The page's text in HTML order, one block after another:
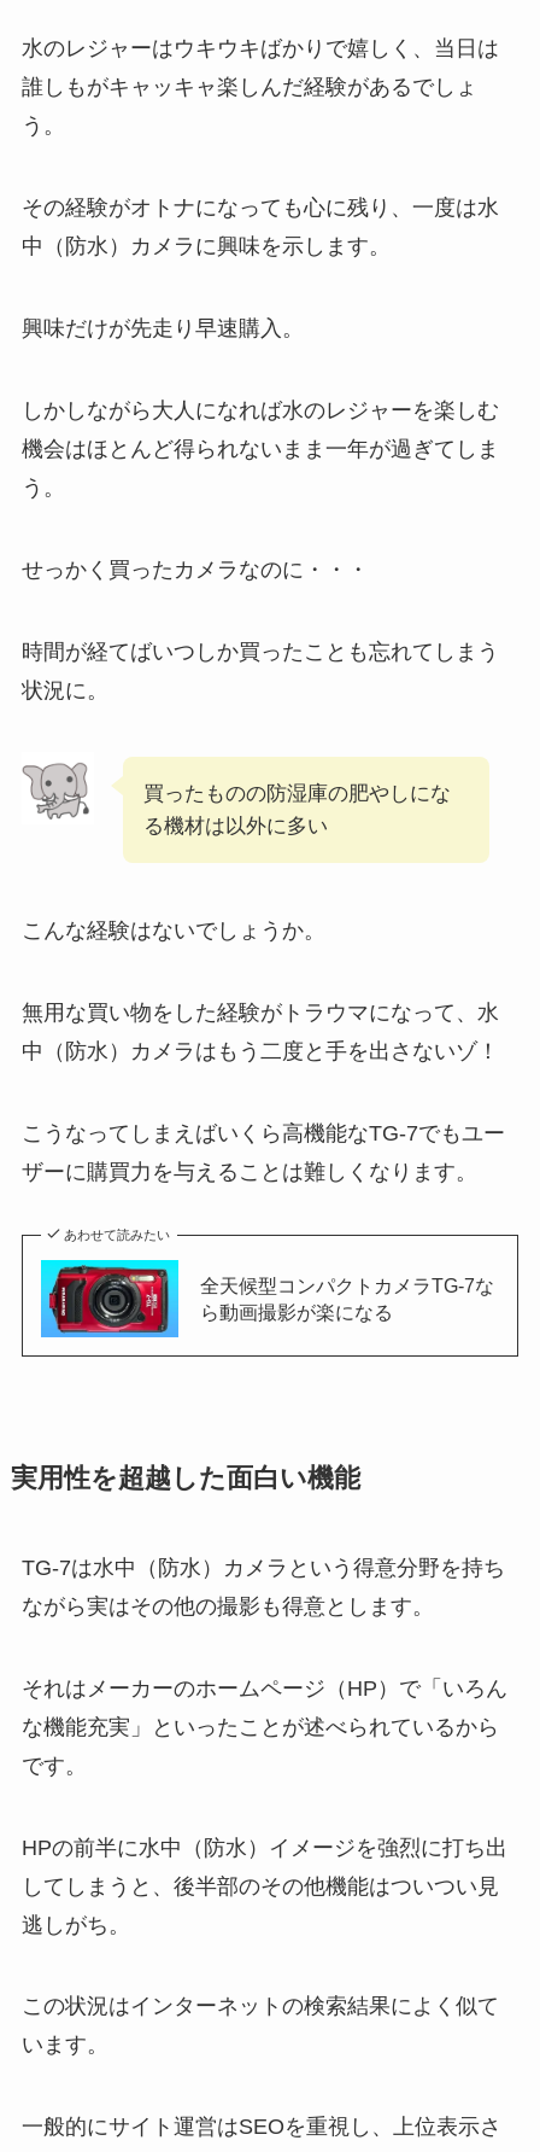
水のレジャーはウキウキばかりで嬉しく、当日は
誰しもがキャッキャ楽しんだ経験があるでしょ
う。
その経験がオトナになっても心に残り、一度は水
中（防水）カメラに興味を示します。
興味だけが先走り早速購入。
しかしながら大人になれば水のレジャーを楽しむ
機会はほとんど得られないまま一年が過ぎてしま
う。
せっかく買ったカメラなのに・・・
時間が経てばいつしか買ったことも忘れてしまう
状況に。
買ったものの防湿庫の肥やしにな
る機材は以外に多い
こんな経験はないでしょうか。
無用な買い物をした経験がトラウマになって、水
中（防水）カメラはもう二度と手を出さないゾ！
こうなってしまえばいくら高機能なTG-7でもユー
ザーに購買力を与えることは難しくなります。
あわせて読みたい
全天候型コンパクトカメラTG-7な
ら動画撮影が楽になる
実用性を超越した面白い機能
TG-7は水中（防水）カメラという得意分野を持ち
ながら実はその他の撮影も得意とします。
それはメーカーのホームページ（HP）で「いろん
な機能充実」といったことが述べられているから
です。
HPの前半に水中（防水）イメージを強烈に打ち出
してしまうと、後半部のその他機能はついつい見
逃しがち。
この状況はインターネットの検索結果によく似て
います。
一般的にサイト運営はSEOを重視し、上位表示さ